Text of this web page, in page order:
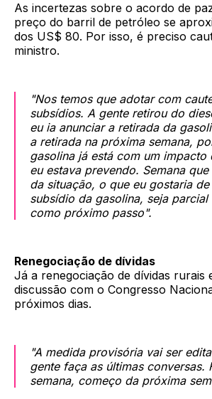
As incertezas sobre o acordo de
preço do barril de petróleo se
dos US$ 80. Por isso, é preciso
ministro.
"Nos temos que adotar com
subsídios. A gente retirou do
eu ia anunciar a retirada da
a retirada na próxima semana,
gasolina já está com um impacto
eu estava prevendo. Semana
da situação, o que eu gostaria
subsídio da gasolina, seja parcial
como próximo passo".
Renegociação de dívidas
Já a renegociação de dívidas rurais
discussão com o Congresso
próximos dias.
"A medida provisória vai ser
gente faça as últimas conversas.
semana, começo da próxima